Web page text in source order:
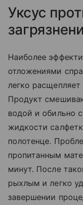
Уксус
Наиболее
отложениями
легко
Продукт
водой и обильно
жидкости
полотенце.
пропитанным
минут. После
рыхлым и легко
завершении